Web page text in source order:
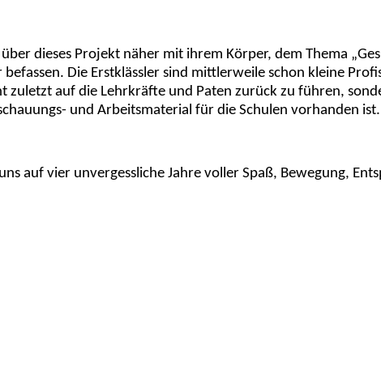
dieses Projekt näher mit ihrem Körper, dem Thema
Die Erstklässler sind mittlerweile schon kleine
zuletzt auf die Lehrkräfte und Paten zurück zu führen,
und Arbeitsmaterial für die Schulen vorhanden ist.
auf vier unvergessliche Jahre voller Spaß, Bewegung,